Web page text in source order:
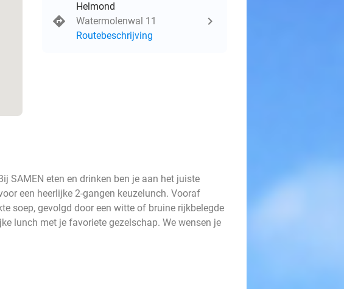
Helmond
Watermolenwal 11
Routebeschrijving
SAMEN eten en drinken ben je aan het juiste
een heerlijke 2-gangen keuzelunch. Vooraf
soep, gevolgd door een witte of bruine rijkbelegde
lunch met je favoriete gezelschap. We wensen je